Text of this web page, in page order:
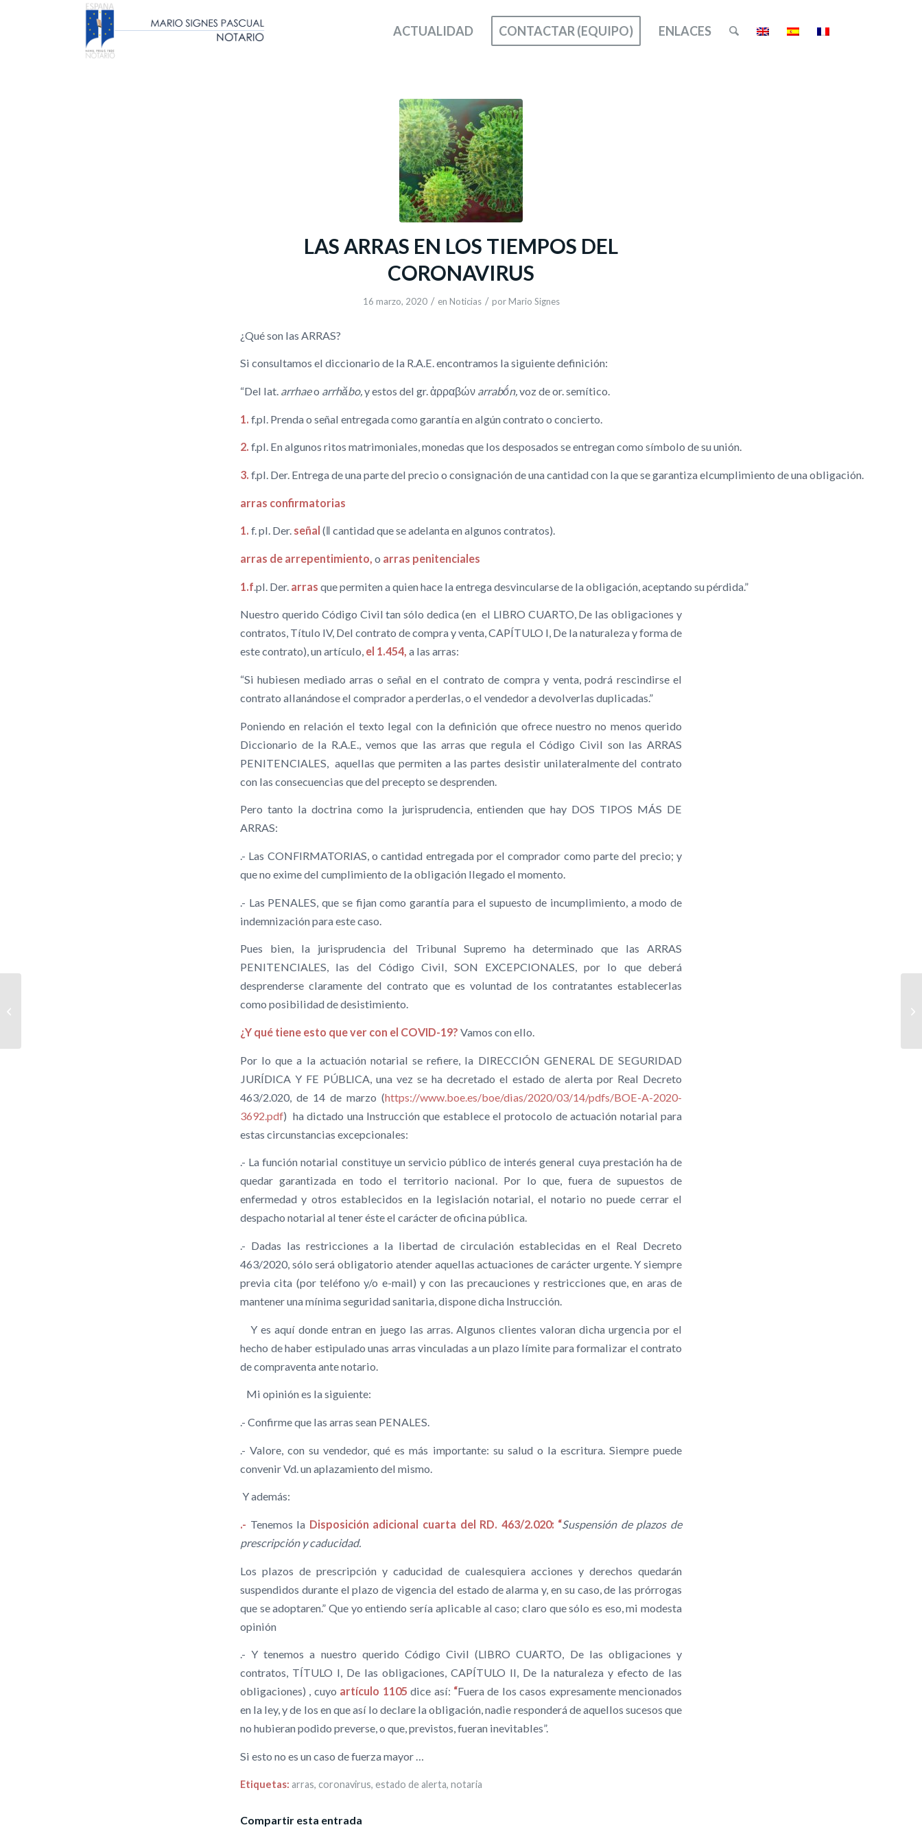
ACTUALIDAD CONTACTAR (EQUIPO) ENLACES
LAS ARRAS EN LOS TIEMPOS DEL
CORONAVIRUS
16 marzo, 2020 / en Noticias / por Mario Signes
¿Qué son las ARRAS?
Si consultamos el diccionario de la R.A.E. encontramos la siguiente definición:
“Del lat. arrhaeo arrhăbo,y estos del gr. ἀρραβών arrabṓn,voz de or. semítico.
1. f.pl. Prenda o señal entregada como garantía en algún contrato o concierto.
2. f.pl. En algunos ritos matrimoniales, monedas que los desposados se entregan como símbolo de su unión.
3. f.pl. Der. Entrega de una parte del precio o consignación de una cantidad con la que se garantiza elcumplimiento de una obligación.
arras confirmatorias
1. f. pl. Der. señal (‖ cantidad que se adelanta en algunos contratos).
arras de arrepentimiento, o arras penitenciales
1.f .pl. Der. arras que permiten a quien hace la entrega desvincularse de la obligación, aceptando su pérdida.”
Nuestro querido Código Civil tan sólo dedica (en el LIBRO CUARTO, De las obligaciones y
contratos, Título IV, Del contrato de compra y venta, CAPÍTULO I, De la naturaleza y forma de
este contrato), un artículo, el 1.454, a las arras:
“Si hubiesen mediado arras o señal en el contrato de compra y venta, podrá rescindirse el
contrato allanándose el comprador a perderlas, o el vendedor a devolverlas duplicadas.”
Poniendo en relación el texto legal con la definición que ofrece nuestro no menos querido
Diccionario de la R.A.E., vemos que las arras que regula el Código Civil son las ARRAS
PENITENCIALES, aquellas que permiten a las partes desistir unilateralmente del contrato
con las consecuencias que del precepto se desprenden.
Pero tanto la doctrina como la jurisprudencia, entienden que hay DOS TIPOS MÁS DE
ARRAS:
.- Las CONFIRMATORIAS, o cantidad entregada por el comprador como parte del precio; y
que no exime del cumplimiento de la obligación llegado el momento.
.- Las PENALES, que se fijan como garantía para el supuesto de incumplimiento, a modo de
indemnización para este caso.
Pues bien, la jurisprudencia del Tribunal Supremo ha determinado que las ARRAS
PENITENCIALES, las del Código Civil, SON EXCEPCIONALES, por lo que deberá
desprenderse claramente del contrato que es voluntad de los contratantes establecerlas
como posibilidad de desistimiento.
¿Y qué tiene esto que ver con el COVID-19? Vamos con ello.
Por lo que a la actuación notarial se refiere, la DIRECCIÓN GENERAL DE SEGURIDAD
JURÍDICA Y FE PÚBLICA, una vez se ha decretado el estado de alerta por Real Decreto
463/2.020, de 14 de marzo (https://www.boe.es/boe/dias/2020/03/14/pdfs/BOE-A-2020-
3692.pdf) ha dictado una Instrucción que establece el protocolo de actuación notarial para
estas circunstancias excepcionales:
.- La función notarial constituye un servicio público de interés general cuya prestación ha de
quedar garantizada en todo el territorio nacional. Por lo que, fuera de supuestos de
enfermedad y otros establecidos en la legislación notarial, el notario no puede cerrar el
despacho notarial al tener éste el carácter de oficina pública.
.- Dadas las restricciones a la libertad de circulación establecidas en el Real Decreto
463/2020, sólo será obligatorio atender aquellas actuaciones de carácter urgente. Y siempre
previa cita (por teléfono y/o e-mail) y con las precauciones y restricciones que, en aras de
mantener una mínima seguridad sanitaria, dispone dicha Instrucción.
Y es aquí donde entran en juego las arras. Algunos clientes valoran dicha urgencia por el
hecho de haber estipulado unas arras vinculadas a un plazo límite para formalizar el contrato
de compraventa ante notario.
Mi opinión es la siguiente:
.- Confirme que las arras sean PENALES.
.- Valore, con su vendedor, qué es más importante: su salud o la escritura. Siempre puede
convenir Vd. un aplazamiento del mismo.
Y además:
.- Tenemos la Disposición adicional cuarta del RD. 463/2.020: “Suspensión de plazos de
prescripción y caducidad.
Los plazos de prescripción y caducidad de cualesquiera acciones y derechos quedarán
suspendidos durante el plazo de vigencia del estado de alarma y, en su caso, de las prórrogas
que se adoptaren.” Que yo entiendo sería aplicable al caso; claro que sólo es eso, mi modesta
opinión
.- Y tenemos a nuestro querido Código Civil (LIBRO CUARTO, De las obligaciones y
contratos, TÍTULO I, De las obligaciones, CAPÍTULO II, De la naturaleza y efecto de las
obligaciones) , cuyo artículo 1105dice así: “Fuera de los casos expresamente mencionados
en la ley, y de los en que así lo declare la obligación, nadie responderá de aquellos sucesos que
no hubieran podido preverse, o que, previstos, fueran inevitables”.
Si esto no es un caso de fuerza mayor …
Etiquetas: arras, coronavirus, estado de alerta, notaria
Compartir esta entrada